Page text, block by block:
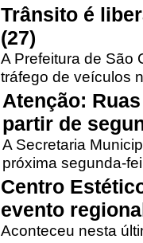
Trânsito é
(27)
A Prefeitura de São
tráfego de veículos
Atenção:
partir de
A Secretaria
próxima segunda-
Centro
evento
Aconteceu nesta